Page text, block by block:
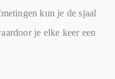
kun je de sjaal
je elke keer een